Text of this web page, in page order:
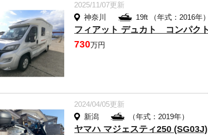
2025/11/07更新
神奈川
19ft （年式：2016年
フィアット デュカト コンパク
730万円
2024/04/05更新
新潟
（年式：2019年）
ヤマハ マジェスティ250 (SG03J)